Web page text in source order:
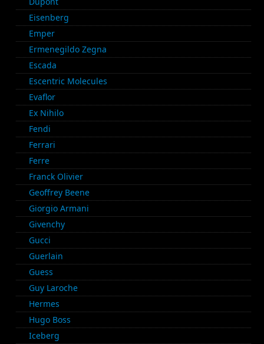
Eisenberg
Emper
Ermenegildo Zegna
Escada
Escentric Molecules
Evaflor
Ex Nihilo
Fendi
Ferrari
Ferre
Franck Olivier
Geoffrey Beene
Giorgio Armani
Givenchy
Gucci
Guerlain
Guess
Guy Laroche
Hermes
Hugo Boss
Iceberg